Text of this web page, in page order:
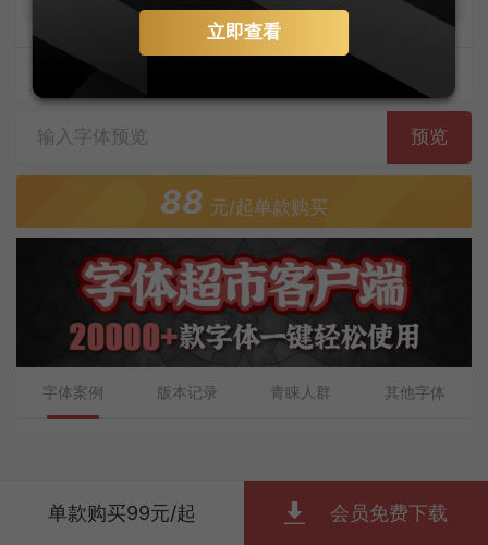
预览
88 元/起单款购买
字体案例 版本记录 青睐人群 其他字体
单款购买99元/起 会员免费下载
立即查看